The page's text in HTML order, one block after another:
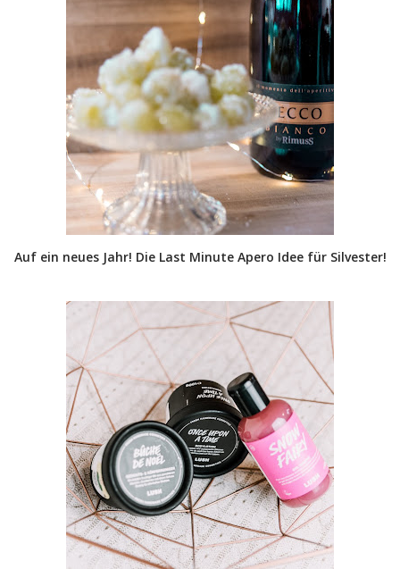
Auf ein neues Jahr! Die Last Minute Apero Idee für Silvester!